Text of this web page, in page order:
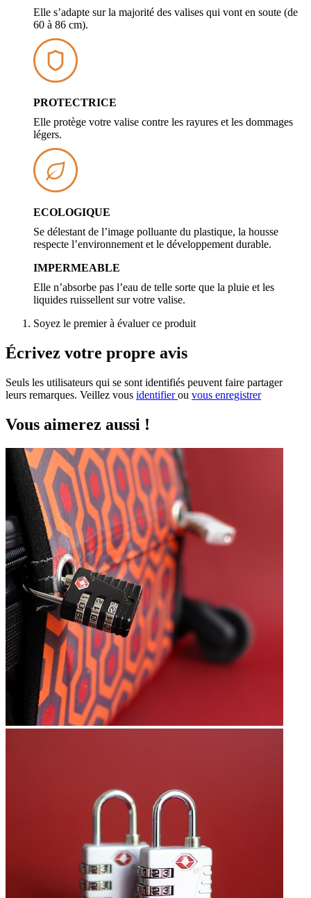
Elle s’adapte sur la majorité des valises qui vont en soute (de
60 à 86 cm).
PROTECTRICE
Elle protège votre valise contre les rayures et les dommages
légers.
ECOLOGIQUE
Se délestant de l’image polluante du plastique, la housse
respecte l’environnement et le développement durable.
IMPERMEABLE
Elle n’absorbe pas l’eau de telle sorte que la pluie et les
liquides ruissellent sur votre valise.
Soyez le premier à évaluer ce produit
Écrivez votre propre avis
Seuls les utilisateurs qui se sont identifiés peuvent faire partager
leurs remarques. Veillez vous identifierou vous enregistrer
Vous aimerez aussi !